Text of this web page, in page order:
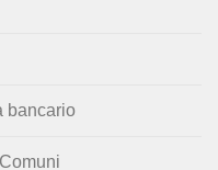
bancario